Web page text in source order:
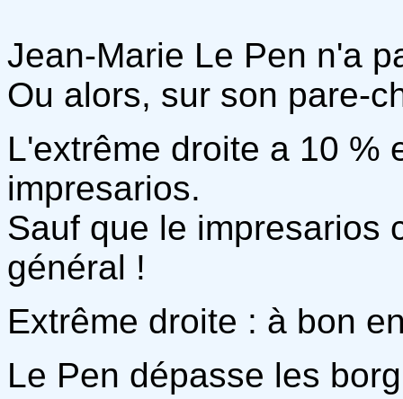
Jean-Marie Le Pen n'a
Ou alors, sur son pare-
L'extrême droite a 10 %
impresarios.
Sauf que le impresarios
général !
Extrême droite : à bon
Le Pen dépasse les